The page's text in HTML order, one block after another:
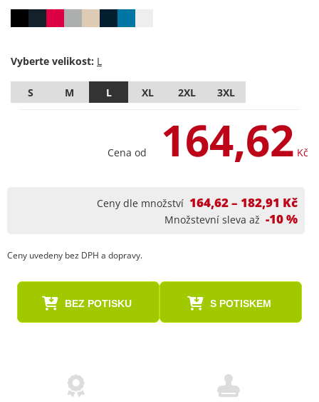
Vyberte velikost:
S M L XL 2XL 3XL
Cena od 164,62 Kč
Ceny dle množství 164,62 – 182,91 Kč
Množstevní sleva až -10 %
Ceny uvedeny bez DPH a dopravy.
BEZ POTISKU S POTISKEM